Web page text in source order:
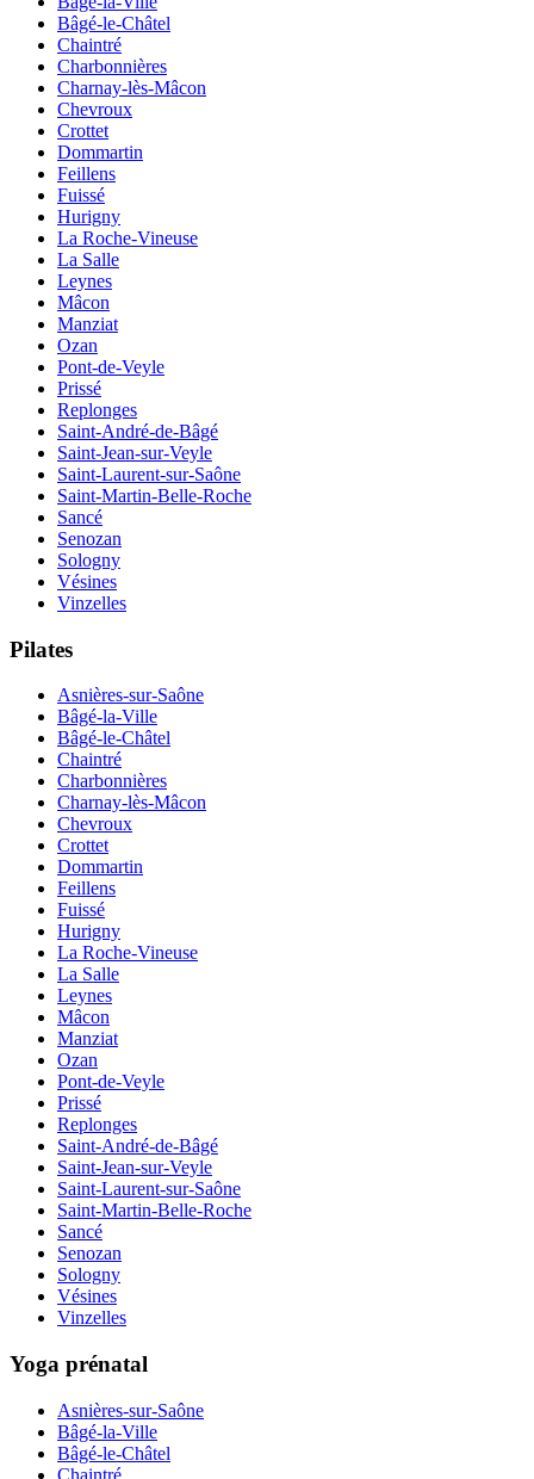
Bâgé-le-Châtel
Chaintré
Charbonnières
Charnay-lès-Mâcon
Chevroux
Crottet
Dommartin
Feillens
Fuissé
Hurigny
La Roche-Vineuse
La Salle
Leynes
Mâcon
Manziat
Ozan
Pont-de-Veyle
Prissé
Replonges
Saint-André-de-Bâgé
Saint-Jean-sur-Veyle
Saint-Laurent-sur-Saône
Saint-Martin-Belle-Roche
Sancé
Senozan
Sologny
Vésines
Vinzelles
Pilates
Asnières-sur-Saône
Bâgé-la-Ville
Bâgé-le-Châtel
Chaintré
Charbonnières
Charnay-lès-Mâcon
Chevroux
Crottet
Dommartin
Feillens
Fuissé
Hurigny
La Roche-Vineuse
La Salle
Leynes
Mâcon
Manziat
Ozan
Pont-de-Veyle
Prissé
Replonges
Saint-André-de-Bâgé
Saint-Jean-sur-Veyle
Saint-Laurent-sur-Saône
Saint-Martin-Belle-Roche
Sancé
Senozan
Sologny
Vésines
Vinzelles
Yoga prénatal
Asnières-sur-Saône
Bâgé-la-Ville
Bâgé-le-Châtel
Chaintré